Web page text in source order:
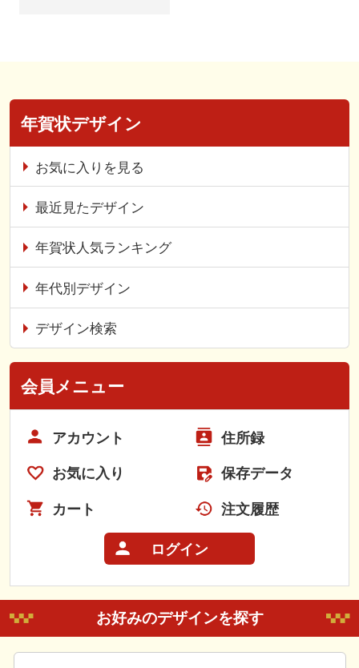
年賀状デザイン
お気に入りを見る
最近見たデザイン
年賀状人気ランキング
年代別デザイン
デザイン検索
会員メニュー
アカウント 住所録
お気に入り 保存データ
カート 注文履歴
ログイン
お好みのデザインを探す